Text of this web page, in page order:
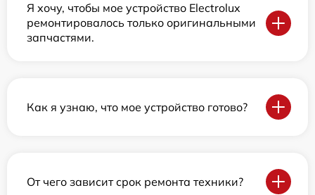
Я хочу, чтобы мое устройство Electrolux
ремонтировалось только оригинальными
запчастями.
Как я узнаю, что мое устройство готово?
От чего зависит срок ремонта техники?